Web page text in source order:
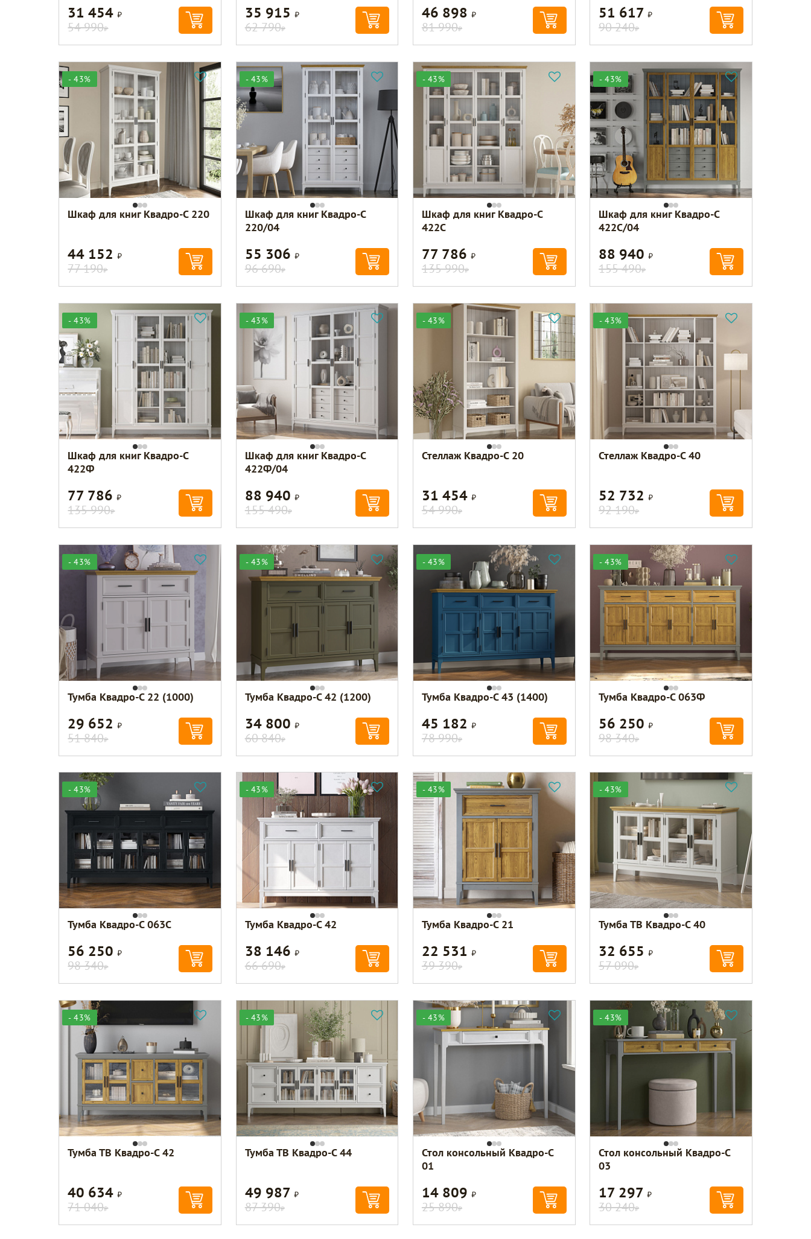
31 454Р
54 990Р
35 915 Р
62 790Р
46 898 Р
81 990Р
51 617Р
90 240Р
- 43%
Шкаф для книг Квадро-С 220
44 152Р
77 190Р
- 43%
Шкаф для книг Квадро-С
220/04
55 306 Р
96 690Р
- 43%
Шкаф для книг Квадро-С
422С
77 786 Р
135 990Р
- 43%
Шкаф для книг Квадро-С
422С/04
88 940Р
155 490Р
- 43%
Шкаф для книг Квадро-С
422Ф
77 786Р
135 990Р
- 43%
Шкаф для книг Квадро-С
422Ф/04
88 940 Р
155 490Р
- 43%
Стеллаж Квадро-С 20
31 454 Р
54 990Р
- 43%
Стеллаж Квадро-С 40
52 732Р
92 190Р
- 43%
Тумба Квадро-С 22 (1000)
29 652Р
51 840Р
- 43%
Тумба Квадро-С 42 (1200)
34 800 Р
60 840Р
- 43%
Тумба Квадро-С 43 (1400)
45 182 Р
78 990Р
- 43%
Тумба Квадро-С 063Ф
56 250Р
98 340Р
- 43%
Тумба Квадро-С 063С
56 250Р
98 340Р
- 43%
Тумба Квадро-С 42
38 146 Р
66 690Р
- 43%
Тумба Квадро-С 21
22 531 Р
39 390Р
- 43%
Тумба ТВ Квадро-С 40
32 655Р
57 090Р
- 43%
Тумба ТВ Квадро-С 42
40 634Р
71 040Р
- 43%
Тумба ТВ Квадро-С 44
49 987 Р
87 390Р
- 43%
Стол консольный Квадро-С
01
14 809 Р
25 890Р
- 43%
Стол консольный Квадро-С
03
17 297Р
30 240Р